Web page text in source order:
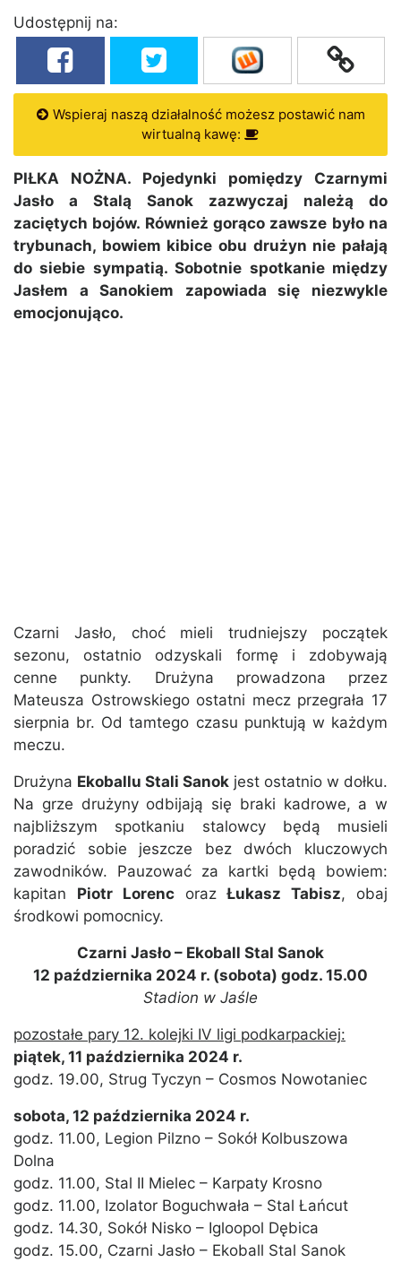
Udostępnij na:
Wspieraj naszą działalność możesz postawić nam
wirtualną kawę:
PIŁKA NOŻNA. Pojedynki pomiędzy Czarnymi
Jasło a Stalą Sanok zazwyczaj należą do
zaciętych bojów. Również gorąco zawsze było na
trybunach, bowiem kibice obu drużyn nie pałają
do siebie sympatią. Sobotnie spotkanie między
Jasłem a Sanokiem zapowiada się niezwykle
emocjonująco.
Czarni Jasło, choć mieli trudniejszy początek
sezonu, ostatnio odzyskali formę i zdobywają
cenne punkty. Drużyna prowadzona przez
Mateusza Ostrowskiego ostatni mecz przegrała 17
sierpnia br. Od tamtego czasu punktują w każdym
meczu.
Drużyna Ekoballu Stali Sanok jest ostatnio w dołku.
Na grze drużyny odbijają się braki kadrowe, a w
najbliższym spotkaniu stalowcy będą musieli
poradzić sobie jeszcze bez dwóch kluczowych
zawodników. Pauzować za kartki będą bowiem:
kapitan Piotr LorencorazŁukasz Tabisz, obaj
środkowi pomocnicy.
Czarni Jasło – Ekoball Stal Sanok
12 października 2024 r. (sobota) godz. 15.00
Stadion w Jaśle
pozostałe pary 12. kolejki IV ligi podkarpackiej:
piątek, 11 października 2024 r.
godz. 19.00, Strug Tyczyn – Cosmos Nowotaniec
sobota, 12 października 2024 r.
godz. 11.00, Legion Pilzno – Sokół Kolbuszowa
Dolna
godz. 11.00, Stal II Mielec – Karpaty Krosno
godz. 11.00, Izolator Boguchwała – Stal Łańcut
godz. 14.30, Sokół Nisko – Igloopol Dębica
godz. 15.00, Czarni Jasło – Ekoball Stal Sanok